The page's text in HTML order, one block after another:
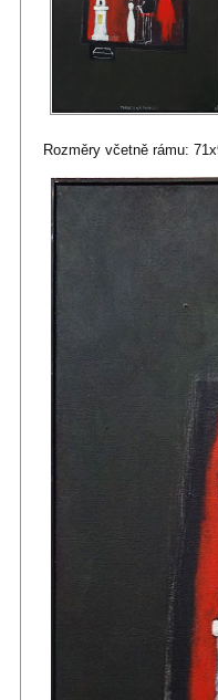
Rozměry včetně rámu: